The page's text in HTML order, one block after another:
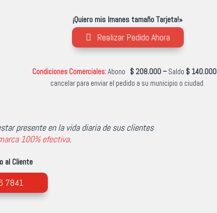
¡Quiero mis Imanes tamaño Tarjeta!»
Realizar Pedido Ahora
Condiciones Comerciales:Abono $ 208.000 –Saldo $ 140.000
cancelar para enviar el pedido a su municipio o ciudad.
presente en la vida diaria de sus clientes
100% efectiva.
al Cliente
7841